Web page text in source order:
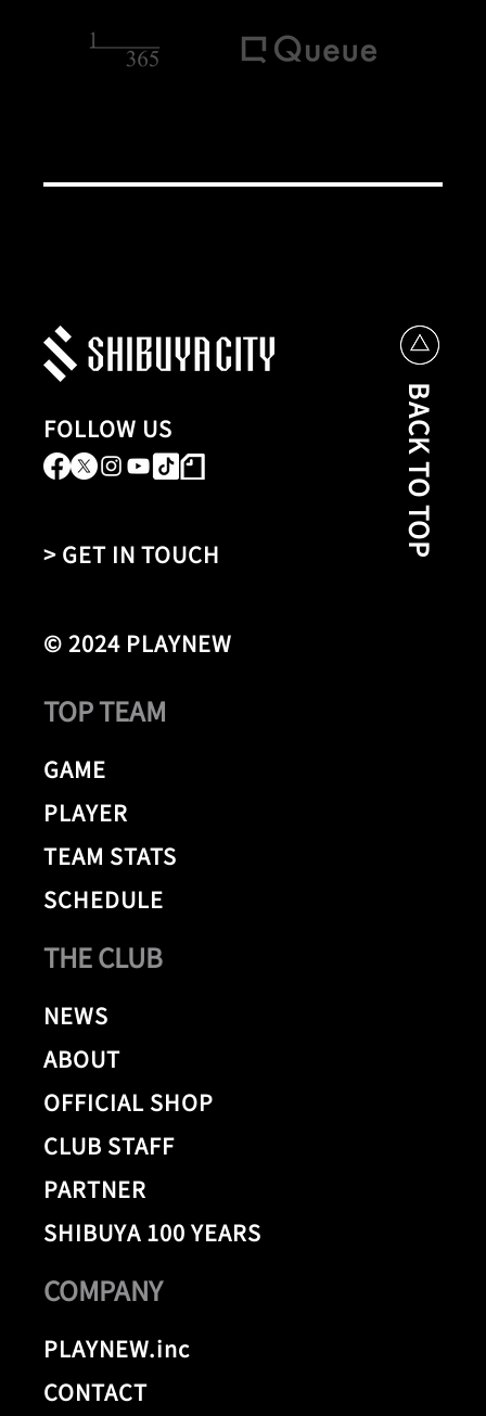
FOLLOW US
> GET IN TOUCH
© 2024 PLAYNEW
THE CLUB
NEWS
ABOUT
OFFICIAL SHOP
CLUB STAFF
PARTNER
SHIBUYA 100 YEARS
COMPANY
PLAYNEW.inc
CONTACT
TOP TEAM
GAME
PLAYER
TEAM STATS
SCHEDULE
BACK TO TOP